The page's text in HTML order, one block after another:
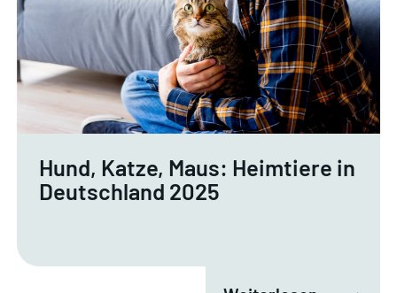
Hund, Katze, Maus: Heimtiere in
Deutschland 2025